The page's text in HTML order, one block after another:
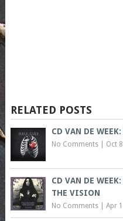
RELATED POSTS
CD VAN DE
No Comments| Oct
CD VAN DE
THE VISION
No Comments| Apr